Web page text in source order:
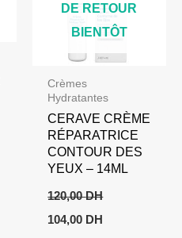
DE RETOUR
BIENTÔT
Crèmes
Hydratantes
CERAVE CRÈME
RÉPARATRICE
CONTOUR DES
YEUX – 14ML
120,00DH
Le
prix
104,00 DH